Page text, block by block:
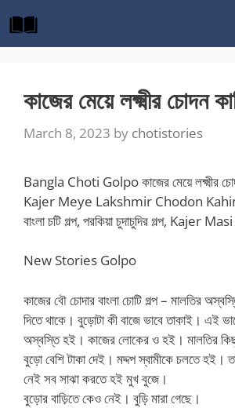
to
content
কাজের মেয়ে লক্ষ্মীর চোদন
March 8, 2023 by chotistories
Bangla Choti Golpo কাজের মেয়ে লক্ষ্মীর
Kajer Meye Lakshmir Chodon Kahini,
বাংলা চটি গল্প, পরকিয়া চুদাচুদির গল্প, Kajer
New Stories Golpo
কাজের বৌ চোদার বাংলা চোটি গল্প – মালতির
দিতে থাকে। বুড়োটা কী বাজে ভাবে তাকাই। এই
অস্বস্তি হই। কাজের লোকের ও হই। মালতির
বুড়ো বেশি টাকা দেই। মদ্দপ স্বামীকে চলতে হই।
নেই সব সাঝা করতে হই মুখ বুজে।
বুড়োর বাড়িতে কেও নেই। বুড়ি মারা গেছে।